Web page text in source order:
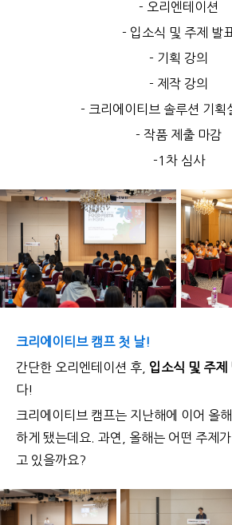
- 오리엔테이션
- 입소식 및 주제 발
- 기획 강의
- 제작 강의
- 크리에이티브 솔루션 기획
- 작품 제출 마감
-1차 심사
크리에이티브 캠프 첫 날!
간단한 오리엔테이션 후,
입소식 및 주제
다!
크리에이티브 캠프는 지난해에 이어 올
하게 됐는데요. 과연, 올해는 어떤 주제
고 있을까요?